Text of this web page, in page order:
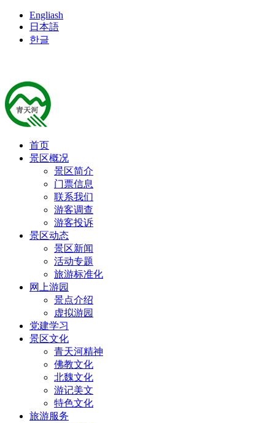
Engliash
日本語
한글
首页
景区概况
景区简介
门票信息
联系我们
游客调查
游客投诉
景区动态
景区新闻
活动专题
旅游标准化
网上游园
景点介绍
虚拟游园
党建学习
景区文化
青天河精神
佛教文化
北魏文化
游记美文
特色文化
旅游服务